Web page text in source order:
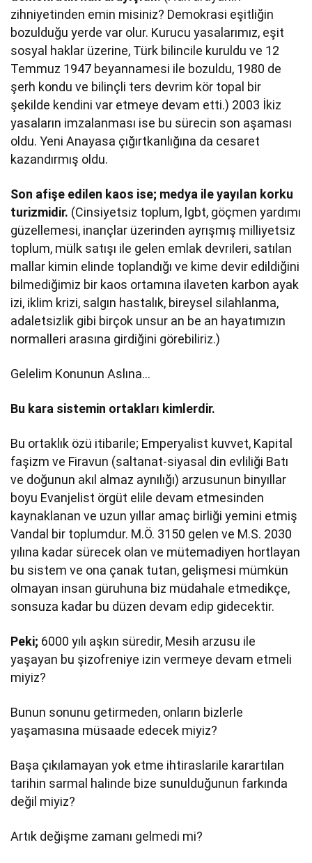
zihniyetinden emin misiniz? Demokrasi eşitliğin
bozulduğu yerde var olur. Kurucu yasalarımız, eşit
sosyal haklar üzerine, Türk bilincile kuruldu ve 12
Temmuz 1947 beyannamesi ile bozuldu, 1980 de
şerh kondu ve bilinçli ters devrim kör topal bir
şekilde kendini var etmeye devam etti.) 2003 İkiz
yasaların imzalanması ise bu sürecin son aşaması
oldu. Yeni Anayasa çığırtkanlığına da cesaret
kazandırmış oldu.
Son afişe edilen kaos ise; medya ile yayılan korku
turizmidir. (Cinsiyetsiz toplum, lgbt, göçmen yardımı
güzellemesi, inançlar üzerinden ayrışmış milliyetsiz
toplum, mülk satışı ile gelen emlak devrileri, satılan
mallar kimin elinde toplandığı ve kime devir edildiğini
bilmediğimiz bir kaos ortamına ilaveten karbon ayak
izi, iklim krizi, salgın hastalık, bireysel silahlanma,
adaletsizlik gibi birçok unsur an be an hayatımızın
normalleri arasına girdiğini görebiliriz.)
Gelelim Konunun Aslına…
Bu kara sistemin ortakları kimlerdir.
Bu ortaklık özü itibarile; Emperyalist kuvvet, Kapital
faşizm ve Firavun (saltanat-siyasal din evliliği Batı
ve doğunun akıl almaz aynılığı) arzusunun binyıllar
boyu Evanjelist örgüt elile devam etmesinden
kaynaklanan ve uzun yıllar amaç birliği yemini etmiş
Vandal bir toplumdur. M.Ö. 3150 gelen ve M.S. 2030
yılına kadar sürecek olan ve mütemadiyen hortlayan
bu sistem ve ona çanak tutan, gelişmesi mümkün
olmayan insan güruhuna biz müdahale etmedikçe,
sonsuza kadar bu düzen devam edip gidecektir.
Peki; 6000 yılı aşkın süredir, Mesih arzusu ile
yaşayan bu şizofreniye izin vermeye devam etmeli
miyiz?
Bunun sonunu getirmeden, onların bizlerle
yaşamasına müsaade edecek miyiz?
Başa çıkılamayan yok etme ihtiraslarile karartılan
tarihin sarmal halinde bize sunulduğunun farkında
değil miyiz?
Artık değişme zamanı gelmedi mi?